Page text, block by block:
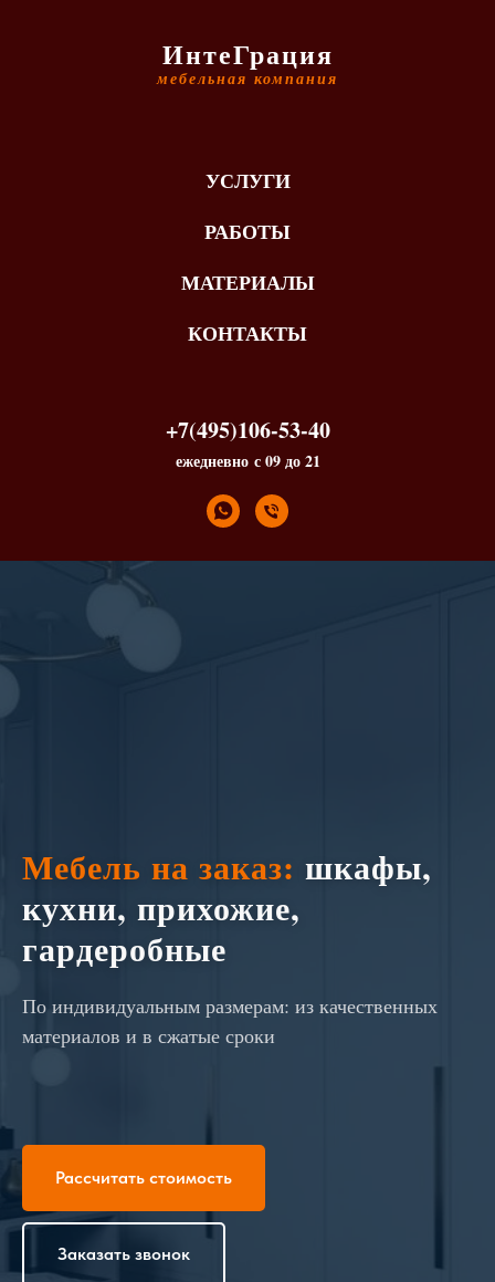
ИнтеГрация
мебельная компания
УСЛУГИ
РАБОТЫ
МАТЕРИАЛЫ
КОНТАКТЫ
+7(495)106-53-40
ежедневно с 09 до 21
Мебель на заказ: шкафы,
кухни, прихожие,
гардеробные
По индивидуальным размерам: из качественных
материалов и в сжатые сроки
Рассчитать стоимость
Заказать звонок